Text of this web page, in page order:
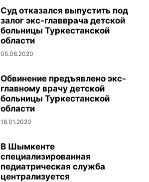
Суд отказался выпустить под
залог экс-главврача детской
больницы Туркестанской
области
05.06.2020
Обвинение предъявлено экс-
главному врачу детской
больницы Туркестанской
области
18.01.2020
В Шымкенте
специализированная
педиатрическая служба
централизуется